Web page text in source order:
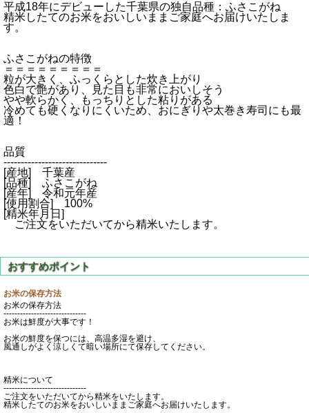
平成18年にデビューした千葉県の独自品種：ふさこがね
精米したてのお米をおいしいままご家庭へお届けいたしま
す。
ふさこがねの特徴
＝＝＝＝＝＝＝＝＝
粒が大きく、ふっくらとした炊き上がり
色白で艶があり、見た目も非常においしそう
やや軟らかく、もっちりとした粘りがある
冷めても硬くなりにくいため、おにぎりや太巻き寿司にも最
適！
品質
------------------------------
[産地] 千葉産
[品種] ふさこがね
[産年] 令和元年産
[使用割合] 100%
[精米年月日]
ご注文をいただいてから精米いたします。
お米の保存方法
お米の保存方法
------------------------------
お米は鮮度が大事です！
お米の鮮度を保つには、高温多湿を避け、
風通しがよく涼しくて暗い場所にて保存してください。
精米について
------------------------------
ご注文をいただいてから精米をいたします。
精米したてのお米をおいしいままご家庭へお届けいたします。